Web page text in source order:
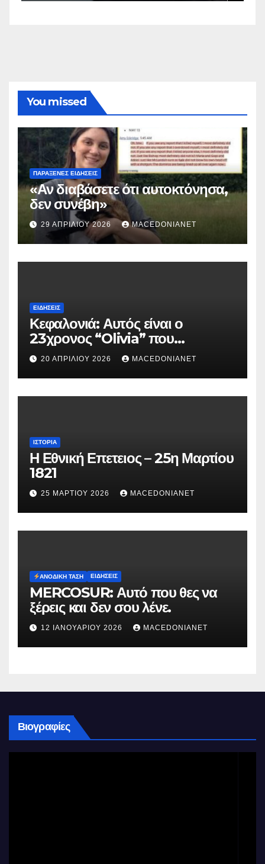
You missed
ΠΑΡΆΞΕΝΕΣ ΕΙΔΉΣΕΙΣ
«Αν διαβάσετε ότι αυτοκτόνησα,
δεν συνέβη»
29 ΑΠΡΙΛΊΟΥ 2026 MACEDONIANET
ΕΙΔΉΣΕΙΣ
Κεφαλονιά: Αυτός είναι ο
23χρονος “Olivia” που
κατηγορείται για τον θάνατο της
Μυρτούς
20 ΑΠΡΙΛΊΟΥ 2026 MACEDONIANET
ΙΣΤΟΡΊΑ
Η Εθνική Επετειος – 25η Μαρτίου
1821
25 ΜΑΡΤΊΟΥ 2026 MACEDONIANET
ΑΝΟΔΙΚΉ ΤΆΣΗ ΕΙΔΉΣΕΙΣ
MERCOSUR: Αυτό που θες να
ξέρεις και δεν σου λένε.
12 ΙΑΝΟΥΑΡΊΟΥ 2026 MACEDONIANET
Βιογραφίες